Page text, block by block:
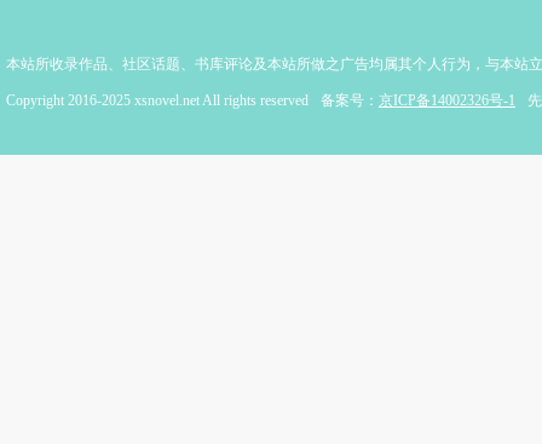
本站所收录作品、社区话题、书库评论及本站所做之广告均属其个人行为，与本站
Copyright 2016-2025 xsnovel.net All rights reserved 备案号： 京ICP备14002326号-1